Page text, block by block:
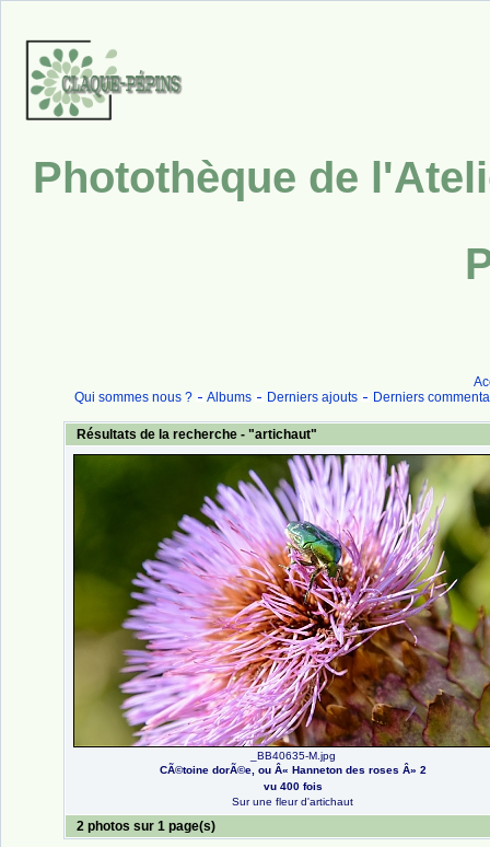
Photothèque de
Qui sommes nous ?
Albums Derniers ajouts Derniers
Résultats de la recherche - "artichaut"
_BB40635-M.jpg
CÃ©toine dorÃ©e, ou Â« Hanneton des roses Â» 2
vu 400 fois
Sur une fleur d'artichaut
2 photos sur 1 page(s)